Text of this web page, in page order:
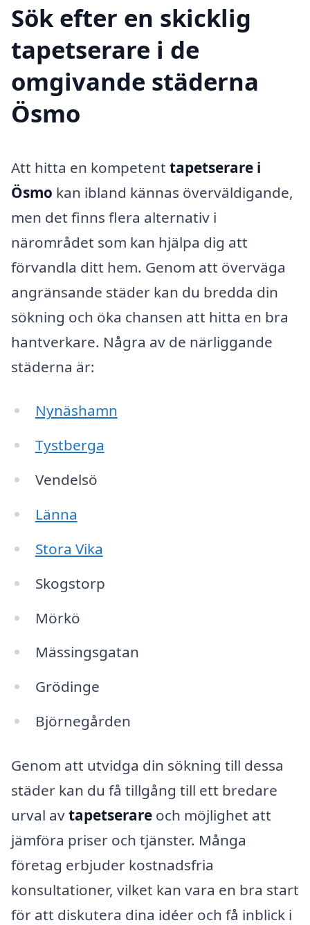
Sök efter en skicklig
tapetserare i de
omgivande städerna
Ösmo
Att hitta en kompetent tapetserare i
Ösmo kan ibland kännas överväldigande,
men det finns flera alternativ i
närområdet som kan hjälpa dig att
förvandla ditt hem. Genom att överväga
angränsande städer kan du bredda din
sökning och öka chansen att hitta en bra
hantverkare. Några av de närliggande
städerna är:
Nynäshamn
Tystberga
Vendelsö
Länna
Stora Vika
Skogstorp
Mörkö
Mässingsgatan
Grödinge
Björnegården
Genom att utvidga din sökning till dessa
städer kan du få tillgång till ett bredare
urval avtapetserare och möjlighet att
jämföra priser och tjänster. Många
företag erbjuder kostnadsfria
konsultationer, vilket kan vara en bra start
för att diskutera dina idéer och få inblick i